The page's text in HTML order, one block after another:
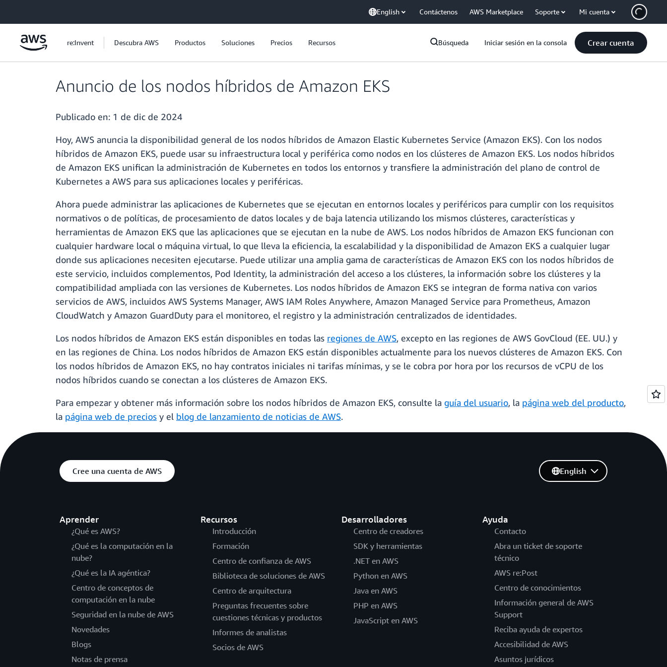
English Contáctenos AWS Marketplace Soporte Mi cuenta
re:Invent Descubra AWS Productos Soluciones Precios Recursos Búsqueda Iniciar sesión en la consola Crear cuenta
Anuncio de los nodos híbridos de Amazon EKS
Publicado en: 1 de dic de 2024
Hoy, AWS anuncia la disponibilidad general de los nodos híbridos de Amazon Elastic Kubernetes Service (Amazon EKS). Con los nodos
híbridos de Amazon EKS, puede usar su infraestructura local y periférica como nodos en los clústeres de Amazon EKS. Los nodos híbridos
de Amazon EKS unifican la administración de Kubernetes en todos los entornos y transfiere la administración del plano de control de
Kubernetes a AWS para sus aplicaciones locales y periféricas.
Ahora puede administrar las aplicaciones de Kubernetes que se ejecutan en entornos locales y periféricos para cumplir con los requisitos
normativos o de políticas, de procesamiento de datos locales y de baja latencia utilizando los mismos clústeres, características y
herramientas de Amazon EKS que las aplicaciones que se ejecutan en la nube de AWS. Los nodos híbridos de Amazon EKS funcionan con
cualquier hardware local o máquina virtual, lo que lleva la eficiencia, la escalabilidad y la disponibilidad de Amazon EKS a cualquier lugar
donde sus aplicaciones necesiten ejecutarse. Puede utilizar una amplia gama de características de Amazon EKS con los nodos híbridos de
este servicio, incluidos complementos, Pod Identity, la administración del acceso a los clústeres, la información sobre los clústeres y la
compatibilidad ampliada con las versiones de Kubernetes. Los nodos híbridos de Amazon EKS se integran de forma nativa con varios
servicios de AWS, incluidos AWS Systems Manager, AWS IAM Roles Anywhere, Amazon Managed Service para Prometheus, Amazon
CloudWatch y Amazon GuardDuty para el monitoreo, el registro y la administración centralizados de identidades.
Los nodos híbridos de Amazon EKS están disponibles en todas las regiones de AWS, excepto en las regiones de AWS GovCloud (EE. UU.) y
en las regiones de China. Los nodos híbridos de Amazon EKS están disponibles actualmente para los nuevos clústeres de Amazon EKS. Con
los nodos híbridos de Amazon EKS, no hay contratos iniciales ni tarifas mínimas, y se le cobra por hora por los recursos de vCPU de los
nodos híbridos cuando se conectan a los clústeres de Amazon EKS.
Para empezar y obtener más información sobre los nodos híbridos de Amazon EKS, consulte la guía del usuario, la página web del producto,
la página web de precios y el blog de lanzamiento de noticias de AWS.
Cree una cuenta de AWS
Aprender
¿Qué es AWS?
¿Qué es la computación en la
nube?
¿Qué es la IA agéntica?
Centro de conceptos de
computación en la nube
Seguridad en la nube de AWS
Novedades
Blogs
Notas de prensa
Recursos
Introducción
Formación
Centro de confianza de AWS
Biblioteca de soluciones de AWS
Centro de arquitectura
Preguntas frecuentes sobre
cuestiones técnicas y productos
Informes de analistas
Socios de AWS
Desarrolladores
Centro de creadores
SDK y herramientas
.NET en AWS
Python en AWS
Java en AWS
PHP en AWS
JavaScript en AWS
Ayuda
Contacto
Abra un ticket de soporte
técnico
AWS re:Post
Centro de conocimientos
Información general de AWS
Support
Reciba ayuda de expertos
Accesibilidad de AWS
Asuntos jurídicos
English